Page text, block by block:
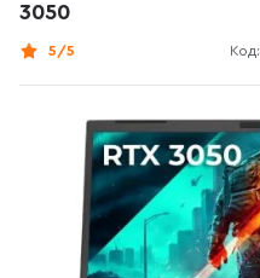
3050
Код:
5/5